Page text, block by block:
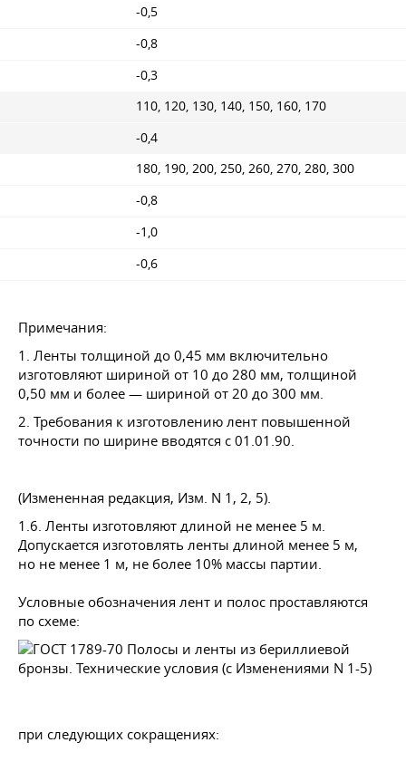
-0,5
-0,8
-0,3
110, 120, 130, 140, 150, 160, 170
-0,4
180, 190, 200, 250, 260, 270, 280, 300
-0,8
-1,0
-0,6
Примечания:
1. Ленты толщиной до 0,45 мм включительно
изготовляют шириной от 10 до 280 мм, толщиной
0,50 мм и более — шириной от 20 до 300 мм.
2. Требования к изготовлению лент повышенной
точности по ширине вводятся с 01.01.90.
(Измененная редакция, Изм. N 1, 2, 5).
1.6. Ленты изготовляют длиной не менее 5 м.
Допускается изготовлять ленты длиной менее 5 м,
но не менее 1 м, не более 10% массы партии.
Условные обозначения лент и полос проставляются
по схеме:
при следующих сокращениях: